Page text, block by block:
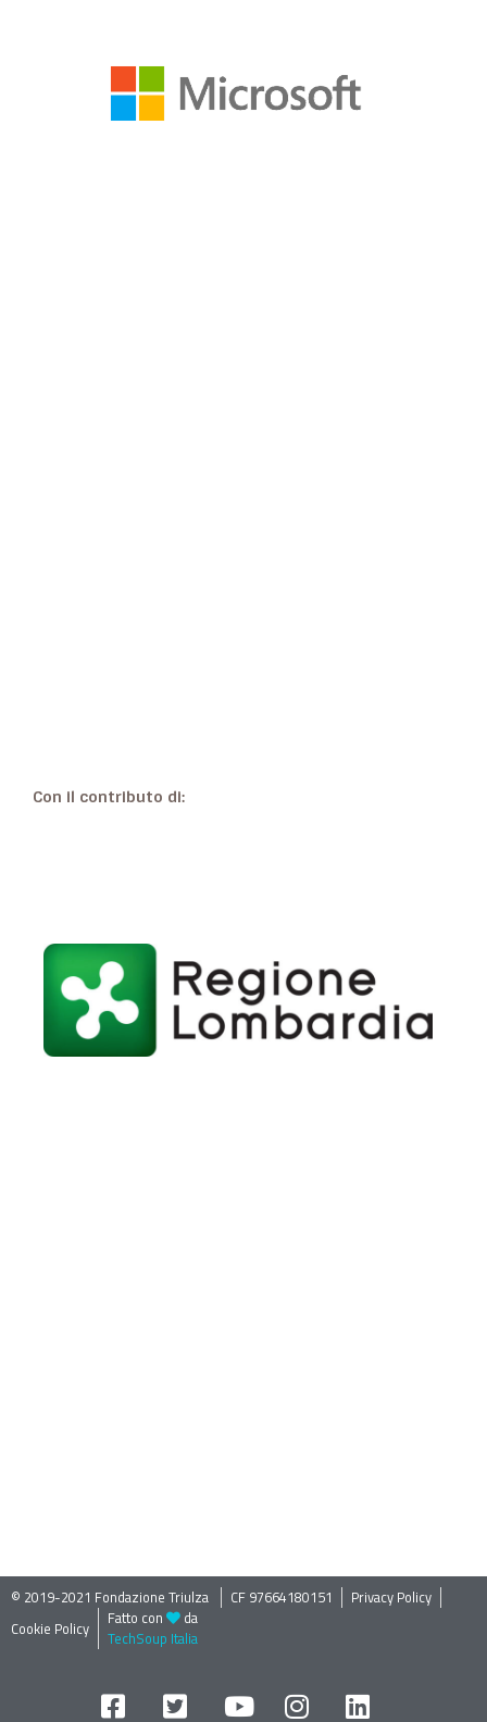
Con il contributo di:
© 2019-2021 Fondazione Triulza ​ CF 97664180151
Privacy Policy
Cookie Policy
Fatto con
da
TechSoup Italia